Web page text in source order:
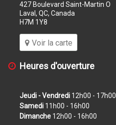
427 Boulevard Saint-Martin O
Laval, QC, Canada
H7M 1Y8
Voir la carte
Heures d'ouverture
Jeudi - Vendredi 12h00 - 17h00
Samedi 11h00 - 16h00
Dimanche 12h00 - 16h00